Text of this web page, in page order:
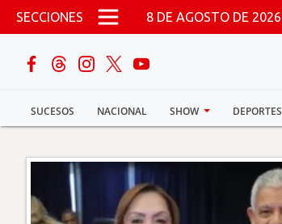
Pasar al contenido principal
SECCIONES 8 DE AGOSTO DE 2026
SUCESOS NACIONAL SHOW DEPORTES
buscar
Sucesos
Nacional
Política